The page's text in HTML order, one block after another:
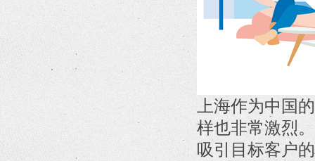
上海作为中国
样也非常激烈
吸引目标客户